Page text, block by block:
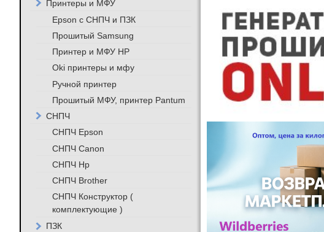
Принтеры и МФУ
Epson с СНПЧ и ПЗК
Прошитый Samsung
Принтер и МФУ HP
Oki принтеры и мфу
Ручной принтер
Прошитый МФУ, принтер Pantum
СНПЧ
СНПЧ Epson
СНПЧ Canon
СНПЧ Hp
СНПЧ Brother
СНПЧ Конструктор (
комплектующие )
ПЗК